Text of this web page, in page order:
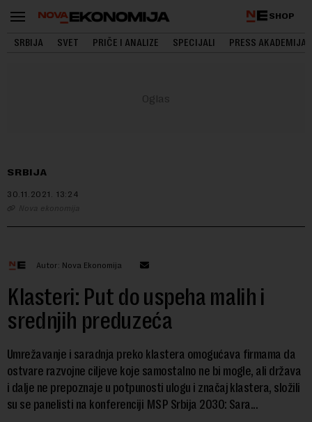
SHOP
SRBIJA SVET PRIČE I ANALIZE SPECIJALI PRESS AKADEMIJA
SRBIJA
30.11.2021. 13:24
Nova ekonomija
Autor: Nova Ekonomija
Klasteri: Put do uspeha malih i
srednjih preduzeća
Umrežavanje i saradnja preko klastera omogućava firmama da
ostvare razvojne ciljeve koje samostalno ne bi mogle, ali država
i dalje ne prepoznaje u potpunosti ulogu i značaj klastera, složili
su se panelisti na konferenciji MSP Srbija 2030: Sara...